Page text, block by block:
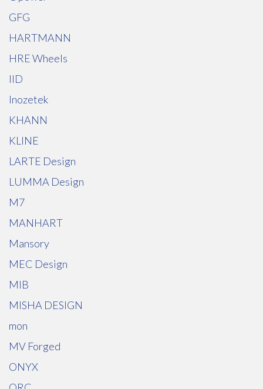
GFG
HARTMANN
HRE Wheels
IID
Inozetek
KHANN
KLINE
LARTE Design
LUMMA Design
M7
MANHART
Mansory
MEC Design
MIB
MISHA DESIGN
mon
MV Forged
ONYX